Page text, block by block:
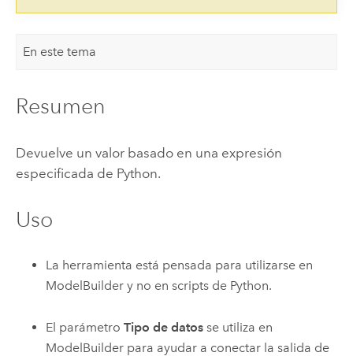
En este tema
Resumen
Devuelve un valor basado en una expresión
especificada de Python.
Uso
La herramienta está pensada para utilizarse en
ModelBuilder y no en scripts de Python.
El parámetroTipo de datos se utiliza en
ModelBuilder para ayudar a conectar la salida de